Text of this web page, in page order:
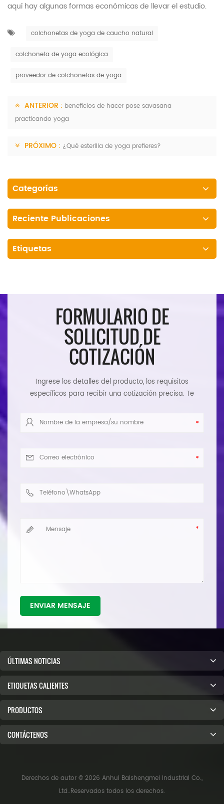
aquí hay algunas formas económicas de llevar el estudio.
colchonetas de yoga de caucho natural
colchoneta de yoga ecológica
proveedor de colchonetas de yoga
ANTERIOR : beneficios de hacer pose savasana
practicando yoga
PRÓXIMO : ¿Qué esterilla de yoga prefieres?
Categorías
Reciente Publicaciones
Etiquetas
FORMULARIO DE
SOLICITUD DE
COTIZACIÓN
Ingrese los detalles del producto, los requisitos
específicos para recibir una cotización precisa. Te
ENVIAR MENSAJE
ÚLTIMAS NOTICIAS
ETIQUETAS CALIENTES
PRODUCTOS
CONTÁCTENOS
Derechos de autor © 2026 Anhui Baishengmei Industrial Co.,
Ltd..Reservados todos los derechos.